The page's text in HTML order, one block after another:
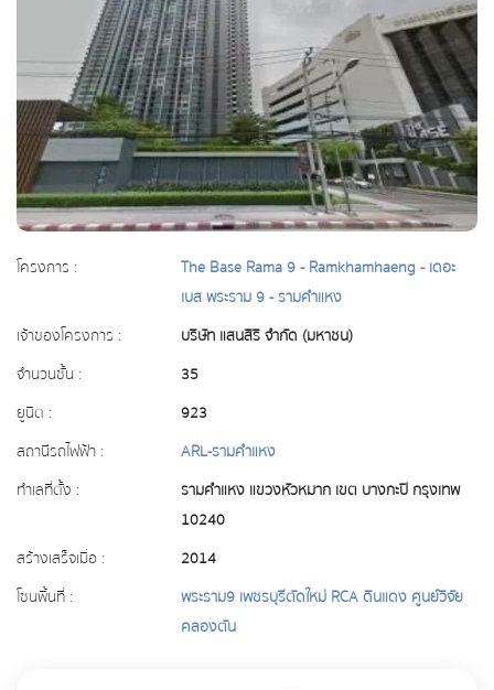
โครงการ :
The Base Rama 9 - Ramkhamhaeng - เดอะ
เบส พระราม 9 - รามคำแหง
เจ้าของโครงการ :
บริษัท แสนสิริ จำกัด (มหาชน)
จำนวนชั้น :
35
ยูนิต :
923
สถานีรถไฟฟ้า :
ARL-รามคำแหง
ทำเลที่ตั้ง :
รามคำแหง แขวงหัวหมาก เขต บางกะปิ กรุงเทพ
10240
สร้างเสร็จเมื่อ :
2014
โซนพื้นที่ :
พระราม9 เพชรบุรีตัดใหม่ RCA ดินแดง ศูนย์วิจัย
คลองตัน